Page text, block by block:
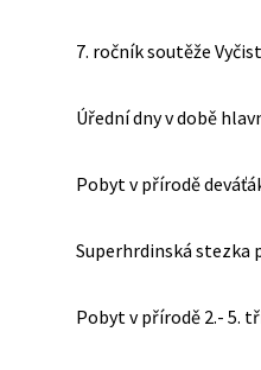
7. ročník soutěže
Úřední dny v době
Pobyt v přírodě
Superhrdinská stezka
Pobyt v přírodě 2.- 5.